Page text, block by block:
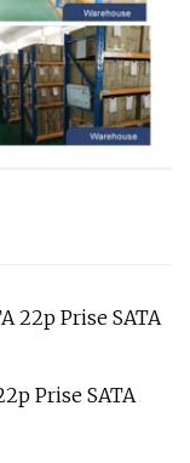
22p Prise SATA
Prise SATA